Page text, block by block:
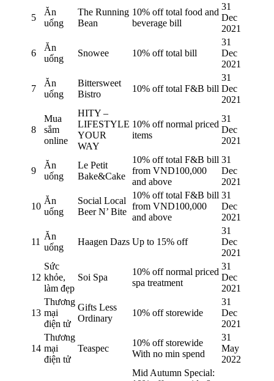
5
Ăn
uống
The Running
Bean
10% off total food and
beverage bill
31
Dec
2021
6
Ăn
uống
Snowee 10% off total bill
31
Dec
2021
7
Ăn
uống
Bittersweet
Bistro
10% off total F&B bill
31
Dec
2021
8
Mua
sắm
online
HITY –
LIFESTYLE
YOUR
WAY
10% off normal priced
items
31
Dec
2021
9
Ăn
uống
Le Petit
Bake&Cake
10% off total F&B bill
from VND100,000
and above
31
Dec
2021
10
Ăn
uống
Social Local
Beer N’ Bite
10% off total F&B bill
from VND100,000
and above
31
Dec
2021
11
Ăn
uống
Haagen Dazs Up to 15% off
31
Dec
2021
12
Sức
khỏe,
làm đẹp
Soi Spa
10% off normal priced
spa treatment
31
Dec
2021
13
Thương
mại
điện tử
Gifts Less
Ordinary
10% off storewide
31
Dec
2021
14
Thương
mại
điện tử
Teaspec
10% off storewide
With no min spend
31
May
2022
Mid Autumn Special: